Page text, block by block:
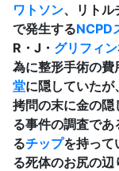
ワトソン、リトル
で発生するNCPD
R・J・ グリフィン
為に整形手術の
堂に隠していた
拷問の末に金の
る事件の調査で
るチップを持って
る死体のお尻の